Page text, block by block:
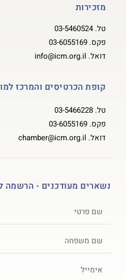
מזכירות
טל. 03-5460524
פקס. 03-6055169
דואל. info@icm.org.il
קופת הכרטיסים והמרכז
טל. 03-5466228
פקס. 03-6055169
דואל. chamber@icm.org.il
נשארים מעודכנים - הרשמה